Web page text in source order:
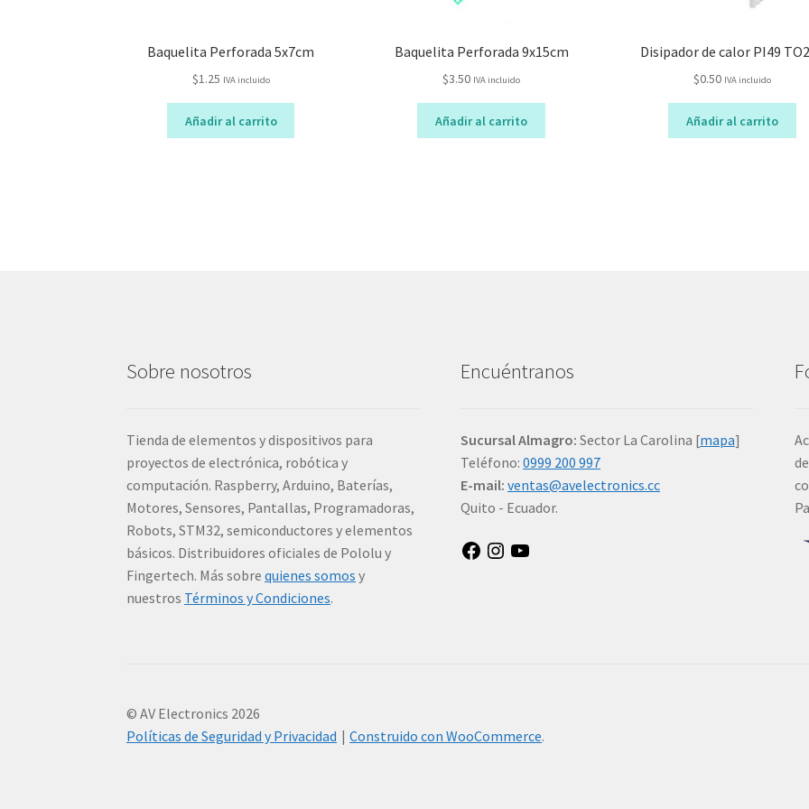
Baquelita Perforada 5x7cm
$1.25 IVA incluido
Añadir al carrito
Baquelita Perforada 9x15cm
$3.50 IVA incluido
Añadir al carrito
Disipador de calor PI49
$0.50 IVA incluido
Añadir al carrito
Sobre nosotros
Tienda de elementos y dispositivos para
proyectos de electrónica, robótica y
computación. Raspberry, Arduino, Baterías,
Motores, Sensores, Pantallas, Programadoras,
Robots, STM32, semiconductores y elementos
básicos. Distribuidores oficiales de Pololu y
Fingertech. Más sobrequienes somos y
nuestros Términos y Condiciones.
Encuéntranos
Sucursal Almagro:Sector La Carolina [mapa]
Teléfono:0999 200 997
E-mail:ventas@avelectronics.cc
Quito - Ecuador.
FacebookInstagram
© AV Electronics 2026
Políticas de Seguridad y Privacidad
Construido con WooCommerce.